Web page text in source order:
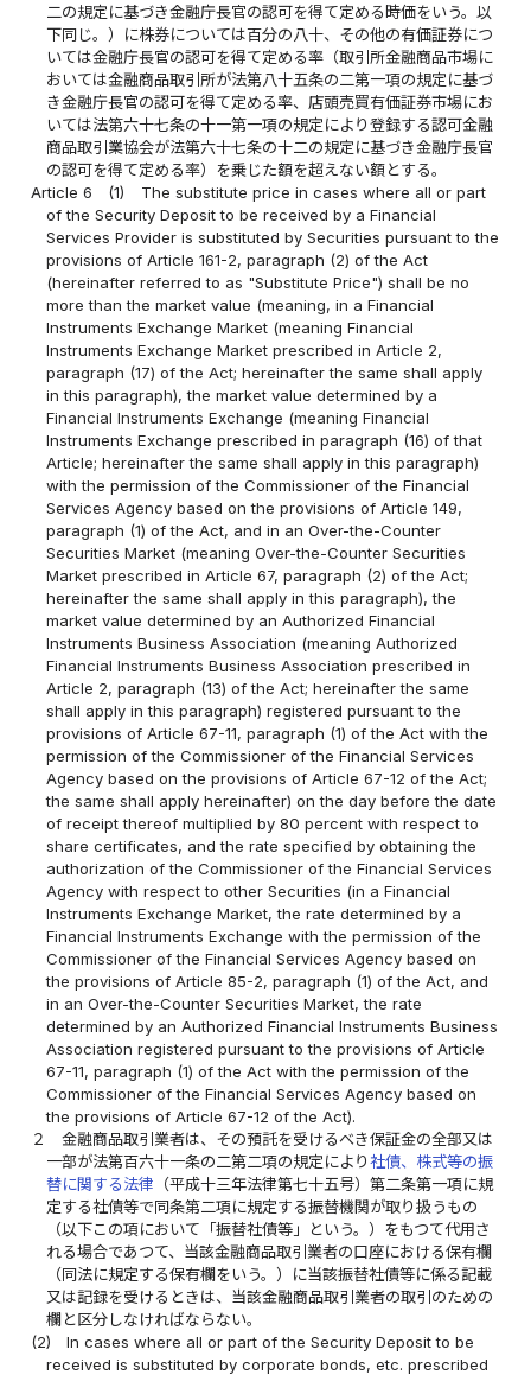
二の規定に基づき金融庁長官の認可を得て定める時価をいう。以
下同じ。）に株券については百分の八十、その他の有価証券につ
いては金融庁長官の認可を得て定める率（取引所金融商品市場に
おいては金融商品取引所が法第八十五条の二第一項の規定に基づ
き金融庁長官の認可を得て定める率、店頭売買有価証券市場にお
いては法第六十七条の十一第一項の規定により登録する認可金融
商品取引業協会が法第六十七条の十二の規定に基づき金融庁長官
の認可を得て定める率）を乗じた額を超えない額とする。
Article 6
(1)
The substitute price in cases where all or part
of the Security Deposit to be received by a Financial
Services Provider is substituted by Securities pursuant to the
provisions of Article 161-2, paragraph (2) of the Act
(hereinafter referred to as "Substitute Price") shall be no
more than the market value (meaning, in a Financial
Instruments Exchange Market (meaning Financial
Instruments Exchange Market prescribed in Article 2,
paragraph (17) of the Act; hereinafter the same shall apply
in this paragraph), the market value determined by a
Financial Instruments Exchange (meaning Financial
Instruments Exchange prescribed in paragraph (16) of that
Article; hereinafter the same shall apply in this paragraph)
with the permission of the Commissioner of the Financial
Services Agency based on the provisions of Article 149,
paragraph (1) of the Act, and in an Over-the-Counter
Securities Market (meaning Over-the-Counter Securities
Market prescribed in Article 67, paragraph (2) of the Act;
hereinafter the same shall apply in this paragraph), the
market value determined by an Authorized Financial
Instruments Business Association (meaning Authorized
Financial Instruments Business Association prescribed in
Article 2, paragraph (13) of the Act; hereinafter the same
shall apply in this paragraph) registered pursuant to the
provisions of Article 67-11, paragraph (1) of the Act with the
permission of the Commissioner of the Financial Services
Agency based on the provisions of Article 67-12 of the Act;
the same shall apply hereinafter) on the day before the date
of receipt thereof multiplied by 80 percent with respect to
share certificates, and the rate specified by obtaining the
authorization of the Commissioner of the Financial Services
Agency with respect to other Securities (in a Financial
Instruments Exchange Market, the rate determined by a
Financial Instruments Exchange with the permission of the
Commissioner of the Financial Services Agency based on
the provisions of Article 85-2, paragraph (1) of the Act, and
in an Over-the-Counter Securities Market, the rate
determined by an Authorized Financial Instruments Business
Association registered pursuant to the provisions of Article
67-11, paragraph (1) of the Act with the permission of the
Commissioner of the Financial Services Agency based on
the provisions of Article 67-12 of the Act).
２
金融商品取引業者は、その預託を受けるべき保証金の全部又は
一部が法第百六十一条の二第二項の規定により社債、株式等の振
替に関する法律 （平成十三年法律第七十五号）第二条第一項に規
定する社債等で同条第二項に規定する振替機関が取り扱うもの
（以下この項において「振替社債等」という。）をもつて代用さ
れる場合であつて、当該金融商品取引業者の口座における保有欄
（同法に規定する保有欄をいう。）に当該振替社債等に係る記載
又は記録を受けるときは、当該金融商品取引業者の取引のための
欄と区分しなければならない。
(2)
In cases where all or part of the Security Deposit to be
received is substituted by corporate bonds, etc. prescribed